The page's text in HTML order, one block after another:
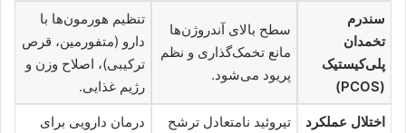
سندرم
تخمدان
پلی‌کیستیک
(PCOS)
سطح بالای آندروژن‌ها
مانع تخمک‌گذاری و نظم
پریود می‌شود.
تنظیم هورمون‌ها با
دارو (متفورمین، قرص
ترکیبی)، اصلاح وزن و
رژیم غذایی.
اختلال عملکرد
تیروئید نامتعادل ترشح
درمان دارویی برای